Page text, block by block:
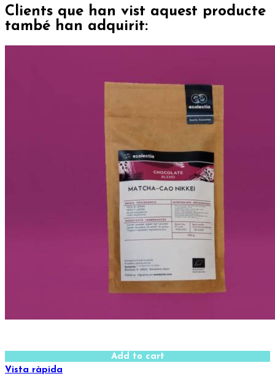
Clients que han vist aquest producte
també han adquirit:
Add to cart
Vista ràpida